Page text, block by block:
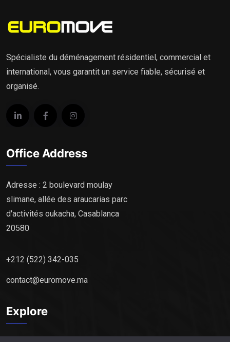
Spécialiste du déménagement résidentiel, commercial et
international, vous garantit un service fiable, sécurisé et
organisé.
Office Address
Adresse : 2 boulevard moulay
slimane, allée des araucarias parc
d'activités oukacha, Casablanca
20580
+212 (522) 342-035
contact@euromove.ma
Explore